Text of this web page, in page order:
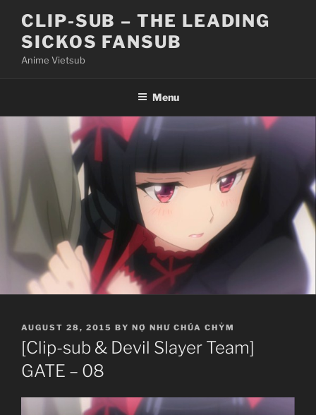
content
CLIP-SUB – THE LEADING
SICKOS FANSUB
Anime Vietsub
Menu
POSTED
ON
AUGUST 28, 2015 BY NỢ NHƯ CHÚA CHỶM
[Clip-sub & Devil Slayer Team]
GATE – 08